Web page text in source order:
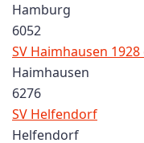
Hamburg
6052
SV Haimhausen 1928
Haimhausen
6276
SV Helfendorf
Helfendorf